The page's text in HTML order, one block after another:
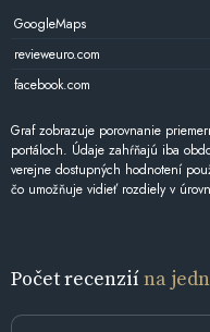
GoogleMaps
revieweuro.com
facebook.com
Graf zobrazuje porovnanie
portáloch. Údaje zahŕňajú iba
verejne dostupných hodnotení
čo umožňuje vidieť rozdiely v
Počet recenziína